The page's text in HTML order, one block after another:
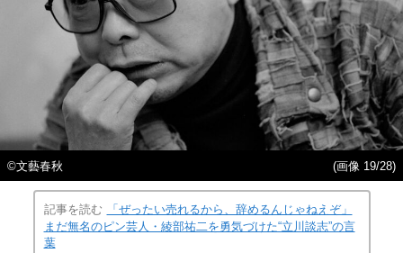
©️文藝春秋 (画像 19/28)
記事を読む
「ぜったい売れるから、辞めるんじゃねえぞ」
まだ無名のピン芸人・綾部祐二を勇気づけた“立川談志”の言
葉